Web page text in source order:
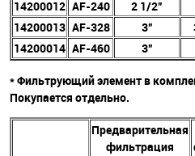
14200012 AF-240 2 1/2”
14200013 AF-328 3”
14200014 AF-460 3”
* Фильтрующий элемент в
Покупается отдельно.
Предварительная
фильтрация